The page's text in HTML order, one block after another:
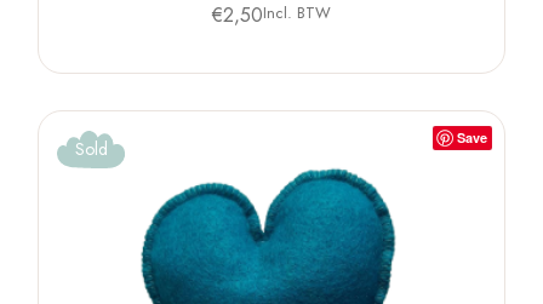
€2,50Incl. BTW
Save
Sold